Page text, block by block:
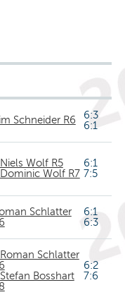
Schneider R6
6:3
6:1
Niels Wolf R5
Dominic Wolf R7
6:1
7:5
Schlatter
6:1
6:3
Roman Schlatter
Stefan Bosshart
6:2
7:6